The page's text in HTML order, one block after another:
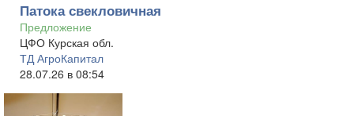
Патока свекловичная
Предложение
ЦФО Курская обл.
ТД АгроКапитал
28.07.26 в 08:54